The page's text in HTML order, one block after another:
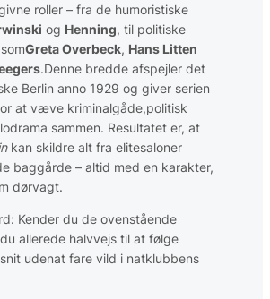
roller – fra de humoristiske
og Henning, til politiske
Greta Overbeck, Hans Litten
.Denne bredde afspejler det
Berlin anno 1929 og giver serien
at væve kriminalgåde,politisk
sammen. Resultatet er, at
kan skildre alt fra elitesaloner
baggårde – altid med en karakter,
dørvagt.
Kender du de ovenstående
allerede halvvejs til at følge
udenat fare vild i natklubbens